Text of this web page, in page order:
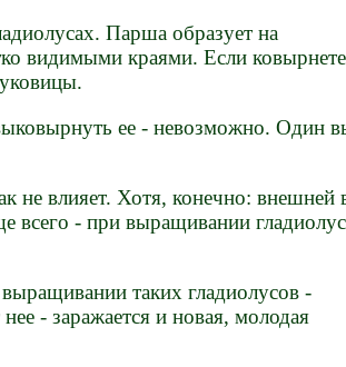
Парша образует на
видимыми краями. Если ковырнете
ее - невозможно. Один
не влияет. Хотя, конечно: внешней
всего - при выращивании
таких гладиолусов -
- заражается и новая, молодая